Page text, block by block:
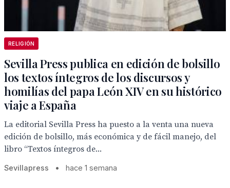
RELIGIÓN
Sevilla Press publica en edición de bolsillo
los textos íntegros de los discursos y
homilías del papa León XIV en su histórico
viaje a España
La editorial Sevilla Press ha puesto a la venta una nueva
edición de bolsillo, más económica y de fácil manejo, del
libro “Textos íntegros de...
Sevillapress • hace 1 semana